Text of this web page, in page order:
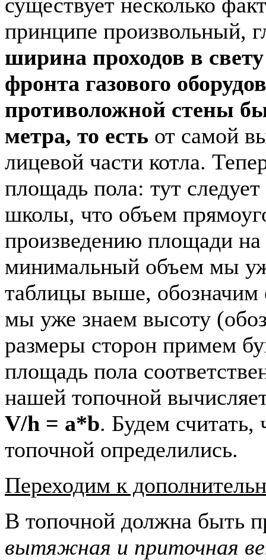
принципе произвольный,
ширина проходов в
фронта газового
противоложной стены
метра, то есть от самой
лицевой части котла.
площадь пола: тут
школы, что объем
произведению площади на
минимальный объем мы
таблицы выше, обозначим
мы уже знаем высоту
размеры сторон примем
площадь пола
нашей топочной
V/h = a*b. Будем считать,
топочной определились.
Переходим к
В топочной должна быть
вытяжная и приточная